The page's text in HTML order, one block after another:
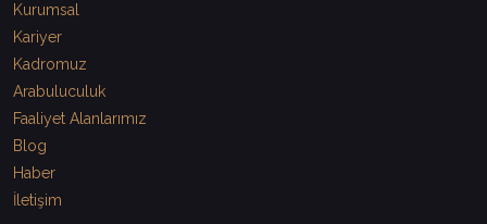
Kurumsal
Kariyer
Kadromuz
Arabuluculuk
Faaliyet Alanlarımız
Blog
Haber
İletişim